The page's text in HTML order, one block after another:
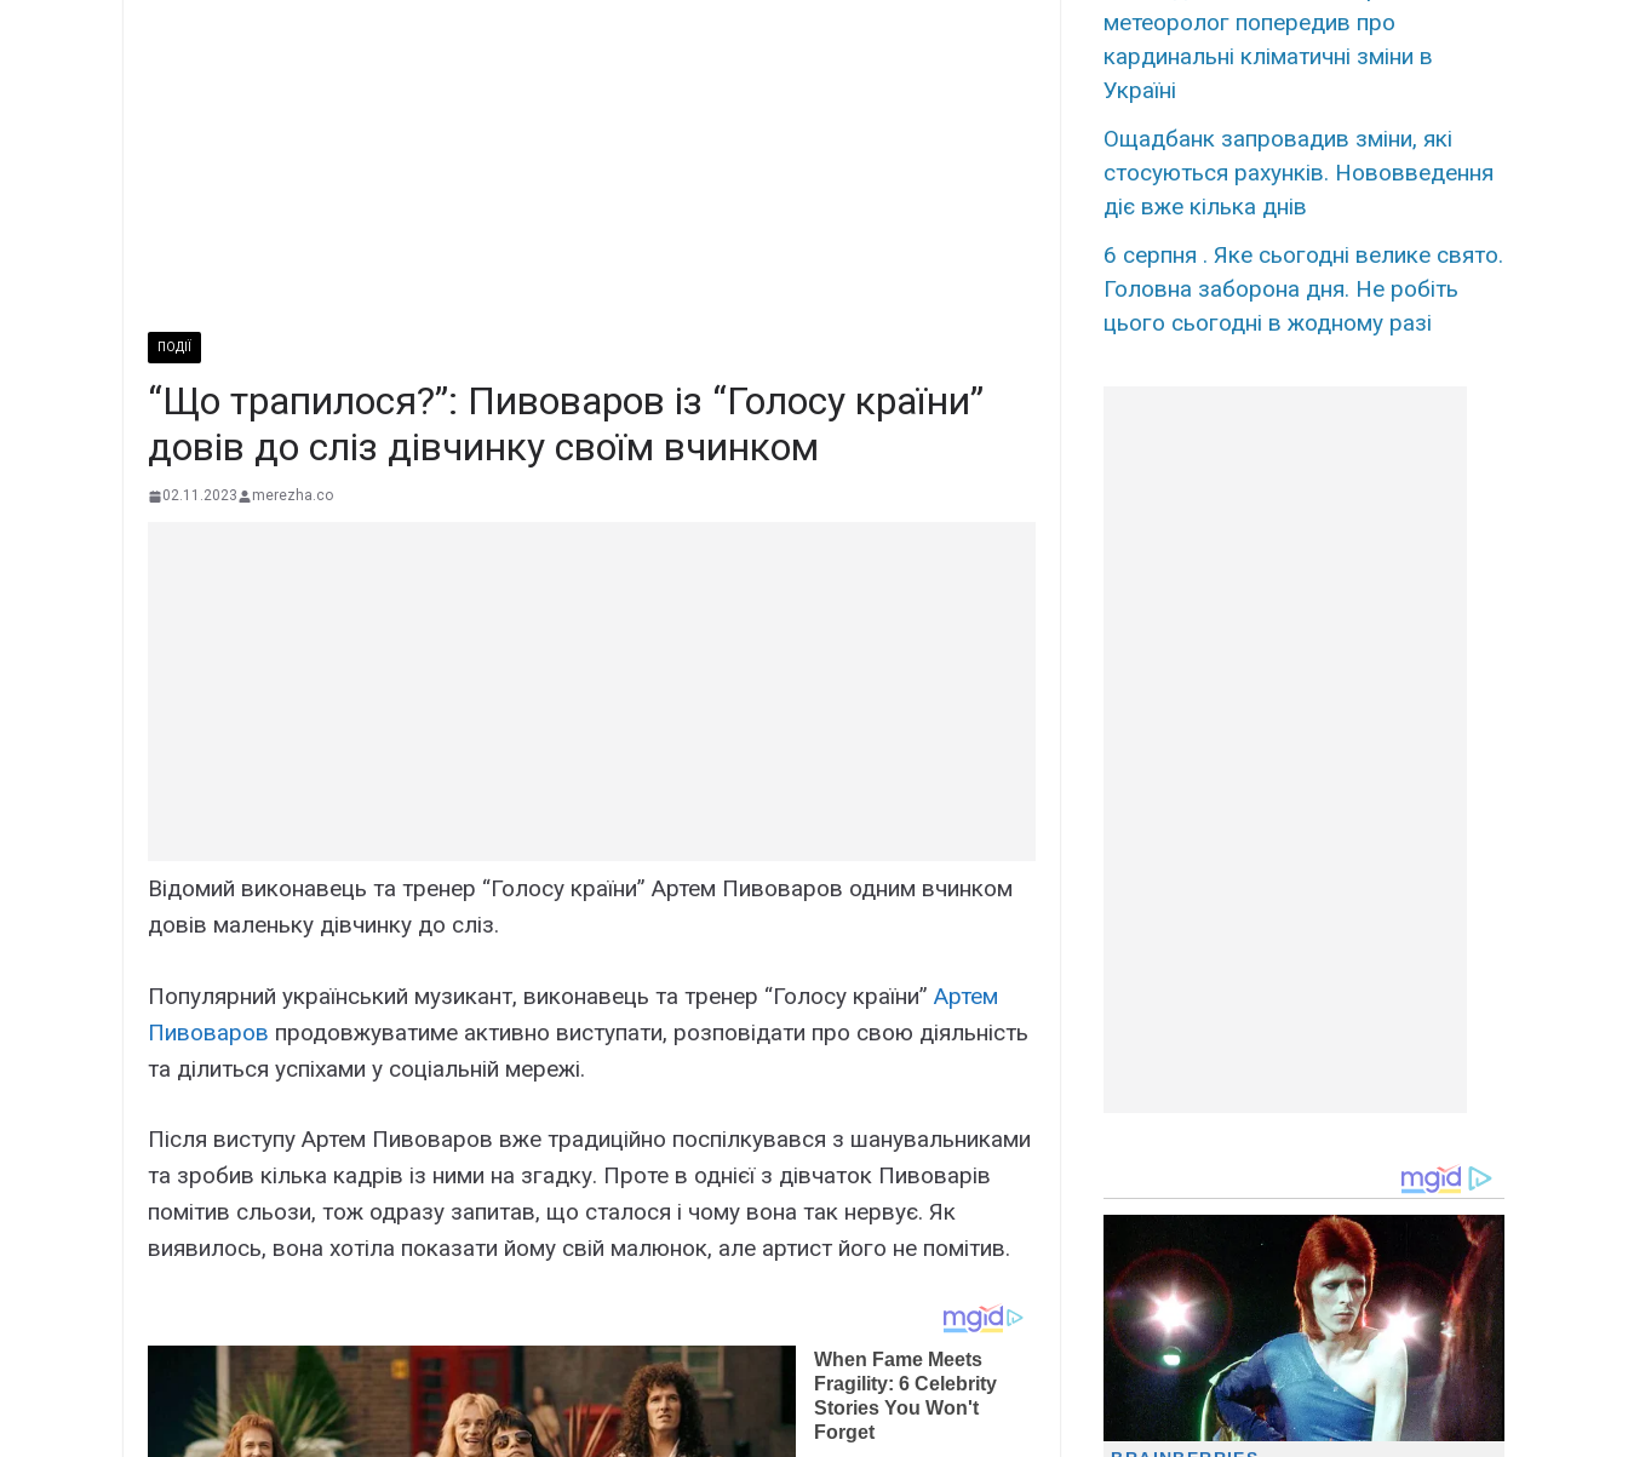
ПОДІЇ
“Що трапилося?”: Пивоваров із “Голосу країни”
довів до сліз дівчинку своїм вчинком
02.11.2023 merezha.co
Відомий виконавець та тренер “Голосу країни” Артем Пивоваров одним вчинком
довів маленьку дівчинку до сліз.
Популярний український музикант, виконавець та тренер “Голосу країни” Артем
Пивоваров продовжуватиме активно виступати, розповідати про свою діяльність
та ділиться успіхами у соціальній мережі.
Після виступу Артем Пивоваров вже традиційно поспілкувався з шанувальниками
та зробив кілька кадрів із ними на згадку. Проте в однієї з дівчаток Пивоварів
помітив сльози, тож одразу запитав, що сталося і чому вона так нервує. Як
виявилось, вона хотіла показати йому свій малюнок, але артист його не помітив.
метеоролог попередив про
кардинальні кліматичні зміни в
Україні
Ощадбанк запровадив зміни, які
стосуються рахунків. Нововведення
діє вже кілька днів
6 серпня . Яке сьогодні велике свято.
Головна заборона дня. Не робіть
цього сьогодні в жодному разі